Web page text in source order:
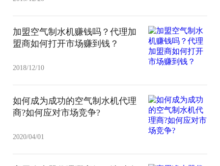
加盟空气制水机赚钱吗？代理加
盟商如何打开市场赚到钱？
2018/12/10
如何成为成功的空气制水机代理
商?如何应对市场竞争?
2020/04/01